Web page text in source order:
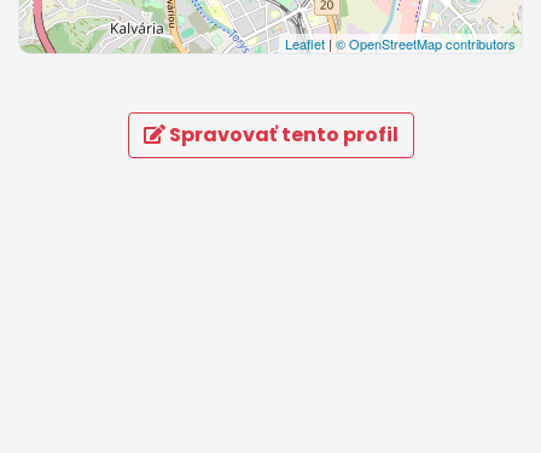
Leaflet | © OpenStreetMap contributors
Spravovať tento profil